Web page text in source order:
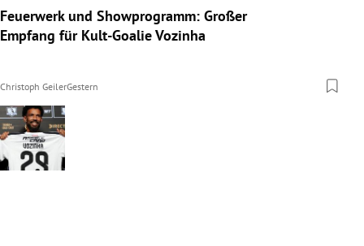
Feuerwerk und Showprogramm: Großer
Empfang für Kult-Goalie Vozinha
Christoph GeilerGestern